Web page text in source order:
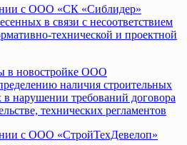
с ООО «СК «Сиблидер»
в связи с несоответствием
технической и проектной
в новостройке ООО
наличия строительных
нарушении требований договора
технических регламентов
с ООО «СтройТехДевелоп»